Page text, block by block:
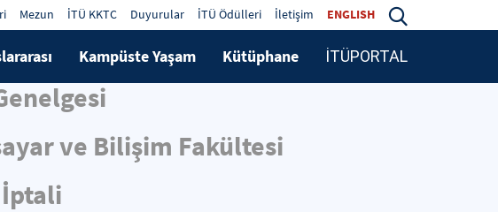
Mezun İTÜ KKTC Duyurular İTÜ Ödülleri İletişim ENGLISH
Kampüste Yaşam Kütüphane İTÜPORTAL
ve Bilişim Fakültesi